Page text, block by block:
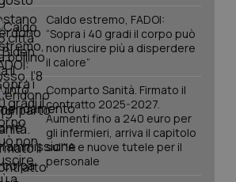
Caldo estremo, FADOI:
“Sopra i 40 gradi il corpo può
non riuscire più a disperdere
il calore”
Comparto Sanità. Firmato il
contratto 2025-2027.
Aumenti fino a 240 euro per
gli infermieri, arriva il capitolo
sull'IA e nuove tutele per il
personale